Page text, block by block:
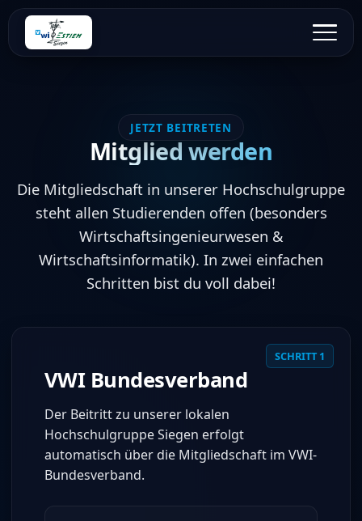
JETZT BEITRETEN
Mitglied werden
Die Mitgliedschaft in unserer Hochschulgruppe
steht allen Studierenden offen (besonders
Wirtschaftsingenieurwesen &
Wirtschaftsinformatik). In zwei einfachen
Schritten bist du voll dabei!
SCHRITT 1
VWI Bundesverband
Der Beitritt zu unserer lokalen
Hochschulgruppe Siegen erfolgt
automatisch über die Mitgliedschaft im VWI-
Bundesverband.